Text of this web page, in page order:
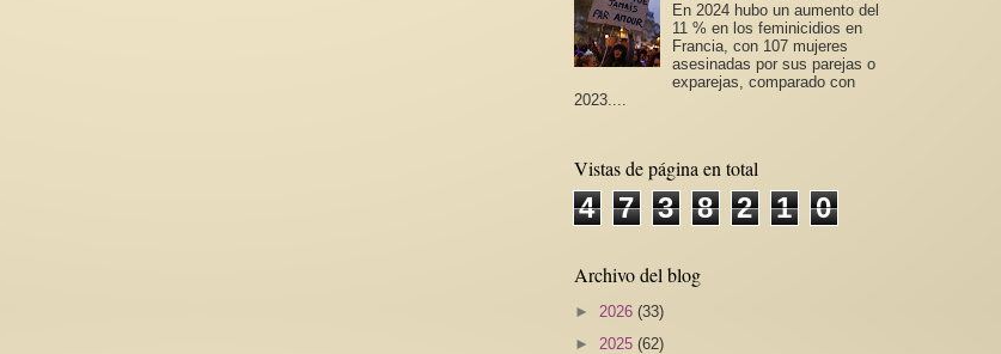
En 2024 hubo un aumento del
11 % en los feminicidios en
Francia, con 107 mujeres
asesinadas por sus parejas o
exparejas, comparado con
2023....
Vistas de página en total
4 7 3 8 2 1 0
Archivo del blog
► 2026 (33)
► 2025 (62)